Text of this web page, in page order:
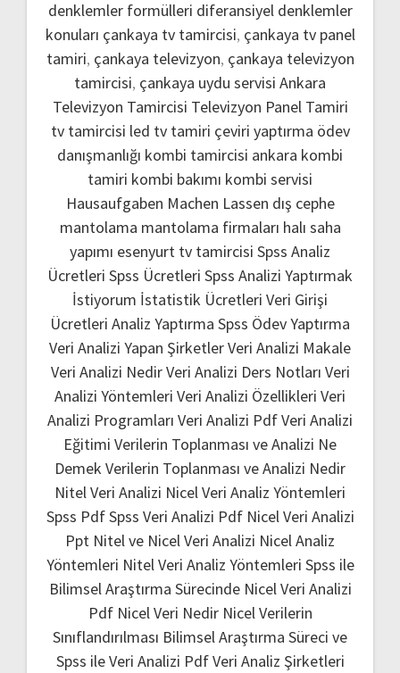
denklemler formülleri diferansiyel denklemler
konuları çankaya tv tamircisi, çankaya tv panel
tamiri, çankaya televizyon, çankaya televizyon
tamircisi, çankaya uydu servisi Ankara
Televizyon Tamircisi Televizyon Panel Tamiri
tv tamircisi led tv tamiri çeviri yaptırma ödev
danışmanlığı kombi tamircisi ankara kombi
tamiri kombi bakımı kombi servisi
Hausaufgaben Machen Lassen dış cephe
mantolama mantolama firmaları halı saha
yapımı esenyurt tv tamircisi Spss Analiz
Ücretleri Spss Ücretleri Spss Analizi Yaptırmak
İstiyorum İstatistik Ücretleri Veri Girişi
Ücretleri Analiz Yaptırma Spss Ödev Yaptırma
Veri Analizi Yapan ŞirketlerVeri Analizi Makale
Veri Analizi NedirVeri Analizi Ders Notları Veri
Analizi Yöntemleri Veri Analizi Özellikleri Veri
Analizi Programları Veri Analizi PdfVeri Analizi
Eğitimi Verilerin Toplanması ve Analizi Ne
Demek Verilerin Toplanması ve Analizi Nedir
Nitel Veri Analizi Nicel Veri Analiz Yöntemleri
Spss PdfSpss Veri Analizi Pdf Nicel Veri Analizi
Ppt Nitel ve Nicel Veri Analizi Nicel Analiz
Yöntemleri Nitel Veri Analiz Yöntemleri Spss ile
Bilimsel Araştırma Sürecinde Nicel Veri Analizi
Pdf Nicel Veri Nedir Nicel Verilerin
Sınıflandırılması Bilimsel Araştırma Süreci ve
Spss ile Veri Analizi PdfVeri Analiz Şirketleri